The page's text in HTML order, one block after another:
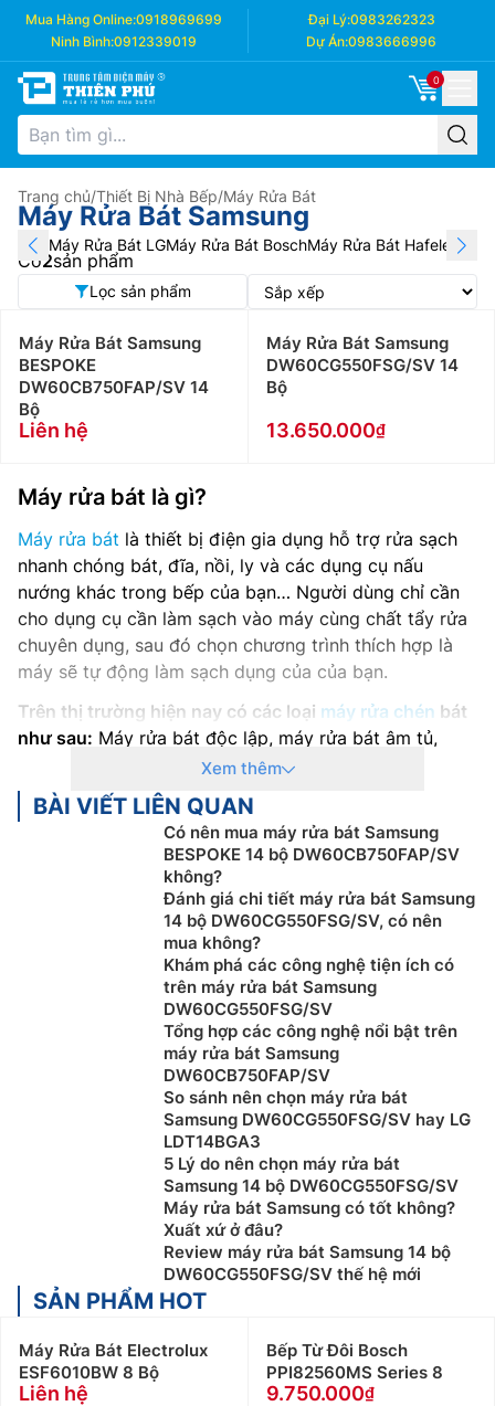
Mua Hàng Online:0918969699 Đại Lý:0983262323
Ninh Bình:0912339019 Dự Án:0983666996
0
Trang chủ/Thiết Bị Nhà Bếp/Máy Rửa Bát
Máy Rửa Bát Samsung
Máy Rửa Bát LGMáy Rửa Bát BoschMáy Rửa Bát Hafele Máy
Có2sản phẩm
Lọc sản phẩm
Máy Rửa Bát Samsung
BESPOKE
DW60CB750FAP/SV 14
Bộ
Liên hệ
Máy Rửa Bát Samsung
DW60CG550FSG/SV 14
Bộ
13.650.000
Máy rửa bát là gì?
Máy rửa bát là thiết bị điện gia dụng hỗ trợ rửa sạch
nhanh chóng bát, đĩa, nồi, ly và các dụng cụ nấu
nướng khác trong bếp của bạn… Người dùng chỉ cần
cho dụng cụ cần làm sạch vào máy cùng chất tẩy rửa
chuyên dụng, sau đó chọn chương trình thích hợp là
máy sẽ tự động làm sạch dụng của của bạn.
Trên thị trường hiện nay có các loại máy rửa chén bát
như sau: Máy rửa bát độc lập, máy rửa bát âm tủ,
máy rửa bát bán âm, máy rửa bát mini, máy rửa bát có
sấy,…
Máy Rửa Bát Samsung cơ bản được cấu tạo bao
gồm những bộ phận chính sau:
Hệ thống điều khiển:Đặt ngoài cánh cửa ngay phần
phía điều khiển dùng để điều khiển chu trình hoạt
động, thời gian. Đồng thời, bộ phận này còn đảm nhận
chức năng phun nước, xả nước tẩy ở mỗi quy trình làm
Có nhiệm vụ dẫn nước trực tiếp vào
bên trong máy máy bằng cách mở van nạp, lúc này
van nạp sẽ sinh ra áp lực và đẩy nước vào bên trong
Có chức năng bơm nước vào bên trong
thân máy, đẩy nước vào phần hệ thống tay phun với
các chu trình bơm, xả, trực tiếp từ ống thoát nước.
Ưu điểm của Máy Rửa Bát Samsung
Tiết kiệm nước:Khi rửa chén bát bằng tay bạn phải
rửa bát gia đìnhsử dụng vòi phun nên chỉ tiêu tốn tối
đa 14 – 26 lít, giúp bạn tiết kiệm đến 50% nước mỗi
Xem thêm
BÀI VIẾT LIÊN QUAN
Có nên mua máy rửa bát Samsung
BESPOKE 14 bộ DW60CB750FAP/SV
không?
Đánh giá chi tiết máy rửa bát Samsung
14 bộ DW60CG550FSG/SV, có nên
mua không?
Khám phá các công nghệ tiện ích có
trên máy rửa bát Samsung
DW60CG550FSG/SV
Tổng hợp các công nghệ nổi bật trên
máy rửa bát Samsung
DW60CB750FAP/SV
So sánh nên chọn máy rửa bát
Samsung DW60CG550FSG/SV hay LG
LDT14BGA3
5 Lý do nên chọn máy rửa bát
Samsung 14 bộ DW60CG550FSG/SV
Máy rửa bát Samsung có tốt không?
Xuất xứ ở đâu?
Review máy rửa bát Samsung 14 bộ
DW60CG550FSG/SV thế hệ mới
SẢN PHẨM HOT
Máy Rửa Bát Electrolux
ESF6010BW 8 Bộ
Liên hệ
Bếp Từ Đôi Bosch
PPI82560MS Series 8
9.750.000